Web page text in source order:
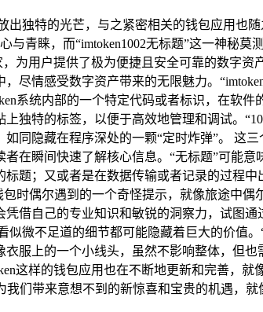
独特的光芒，与之紧密相关的钱包应用也随
青睐，而“imtoken1002无标题”这一神秘莫
为用户提供了极为便捷且安全可靠的数字资
情感受数字资产带来的无限魅力。
系统内部的一个特定代码或者标识，在软
独特的标签，以便于高效地管理和调试。
同隐藏在程序深处的一颗“定时炸弹”。 这
在瞬间快速了解核心信息。“无标题”可能意
题；又或者是在数据传输或者记录的过程
时偶尔遇到的一个奇怪提示，就像旅途中
借自己的专业知识和敏锐的洞察力，试图
似微不足道的细节都可能隐藏着巨大的价值。
服上的一个小线头，虽然不影响整体，但
这样的钱包应用也在不断地更新和完善，就
们带来意想不到的新惊喜和宝贵的机遇，就